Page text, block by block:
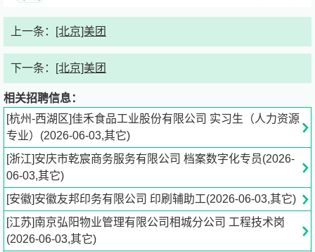
4、通过总结复盘，灵活运用方法论对项目效果进行分析；
1、本科及以上学历，有社会化媒体营销及相关工作经验；
2、对社交媒体渠道玩法及特性熟悉，思维活跃、洞察能力
强 ，有创意、有脑洞，具备一定的文案功底，善于获取和
整合资源，有自主策划及动手的能力；
3、工作积极主动、执行力强，自驱意识，有良好的沟通能
力及团队合作意识，高效推进项目实施。
岗位亮点
1、良好业务前景和公司实力，寻找市场营销行业有热情、
上一条： [北京]美团
下一条： [北京]美团
相关招聘信息：
[杭州-西湖区]佳禾食品工业股份有限公司 实习生（人力资源
专业）(2026-06-03,其它)
[浙江]安庆市乾宸商务服务有限公司 档案数字化专员(2026-
06-03,其它)
[安徽]安徽友邦印务有限公司 印刷辅助工(2026-06-03,其它)
[江苏]南京弘阳物业管理有限公司相城分公司 工程技术岗
(2026-06-03,其它)